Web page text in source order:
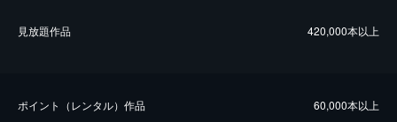
⾒放題作品 420,000本以上
ポイント（レンタル）作品 60,000本以上